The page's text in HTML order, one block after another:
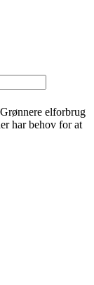
elforbrug
har behov for at